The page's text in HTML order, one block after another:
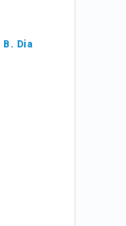
B. Dia